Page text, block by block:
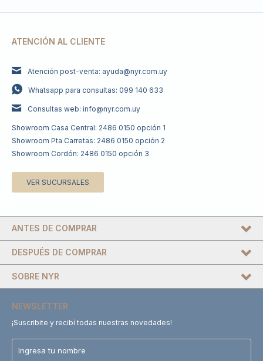
ATENCIÓN AL CLIENTE
Atención post-venta: ayuda@nyr.com.uy
Whatsapp para consultas: 099 140 633
Consultas web: info@nyr.com.uy
Showroom Casa Central: 2486 0150 opción 1
Showroom Pta Carretas: 2486 0150 opción 2
Showroom Cordón: 2486 0150 opción 3
VER SUCURSALES
DESPUÉS DE COMPRAR
SOBRE NYR
ANTES DE COMPRAR
NEWSLETTER
¡Suscribite y recibí todas nuestras novedades!